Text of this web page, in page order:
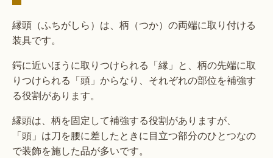
縁頭（ふちがしら）は、柄（つか）の両端に取り付ける
装具です。
鍔に近いほうに取りつけられる「縁」と、柄の先端に取
りつけられる「頭」からなり、それぞれの部位を補強す
る役割があります。
縁頭は、柄を固定して補強する役割がありますが、
「頭」は刀を腰に差したときに目立つ部分のひとつなの
で装飾を施した品が多いです。